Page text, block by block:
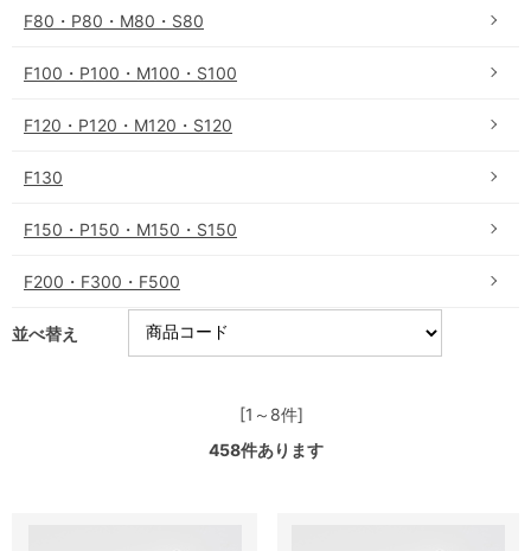
F80・P80・M80・S80
F100・P100・M100・S100
F120・P120・M120・S120
F130
F150・P150・M150・S150
F200・F300・F500
並べ替え
[1～8件]
458件あります